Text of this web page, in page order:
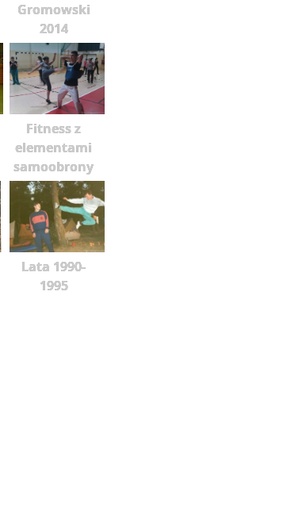
Gromowski
2014
Fitness z
elementami
samoobrony
Lata 1990-
1995